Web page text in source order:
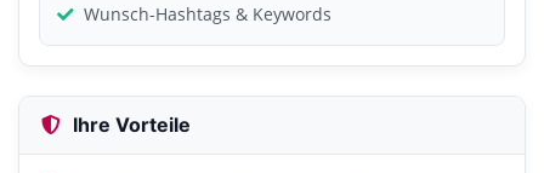
Wunsch-Hashtags & Keywords
Ihre Vorteile